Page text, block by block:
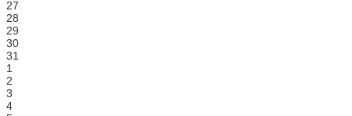
27
28
29
30
31
1
2
3
4